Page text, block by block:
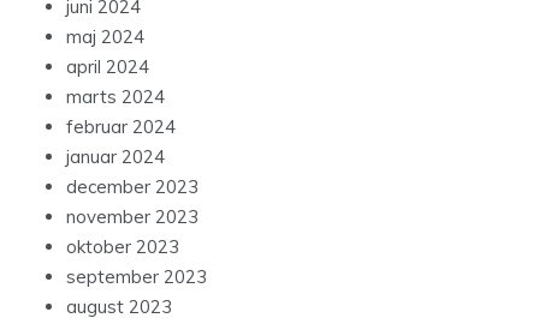
juni 2024
maj 2024
april 2024
marts 2024
februar 2024
januar 2024
december 2023
november 2023
oktober 2023
september 2023
august 2023